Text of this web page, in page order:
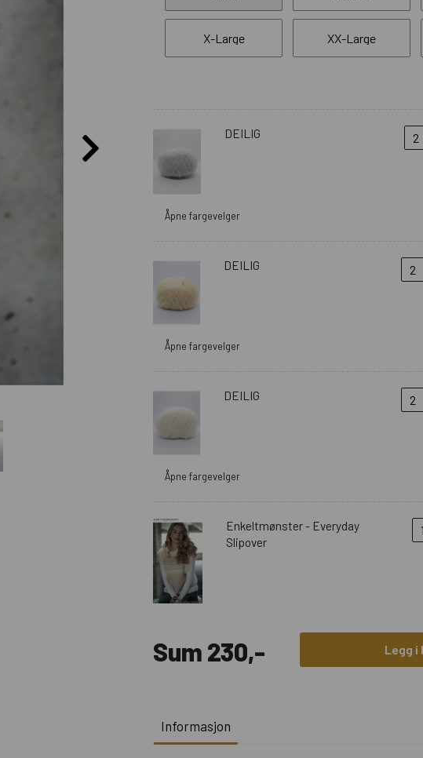
X-Large XX-Large
DEILIG
Åpne fargevelger
DEILIG
Åpne fargevelger
DEILIG
Åpne fargevelger
Enkeltmønster - Everyday
Slipover
Sum 230,- Legg i
Informasjon